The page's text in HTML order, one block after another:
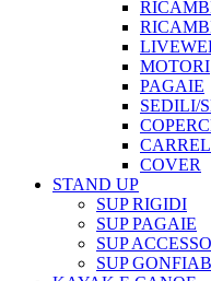
MOTORI
PAGAIE
SEDILI/
COVER
STAND UP
SUP RIGIDI
SUP PAGAIE
SUP
SUP